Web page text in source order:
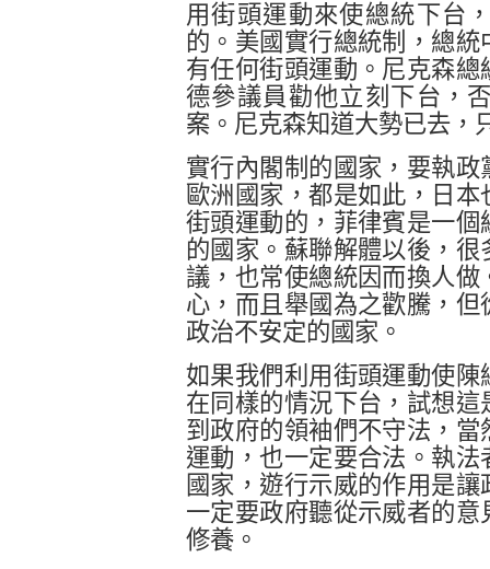
用街頭運動來使總統下台
的。美國實行總統制，總
有任何街頭運動。尼克森
德參議員勸他立刻下台，
案。尼克森知道大勢已去，
實行內閣制的國家，要執
歐洲國家，都是如此，日
街頭運動的，菲律賓是一
的國家。蘇聯解體以後，
議，也常使總統因而換人
心，而且舉國為之歡騰，
政治不安定的國家。
如果我們利用街頭運動使
在同樣的情況下台，試想
到政府的領袖們不守法，
運動，也一定要合法。執
國家，遊行示威的作用是
一定要政府聽從示威者的
修養。